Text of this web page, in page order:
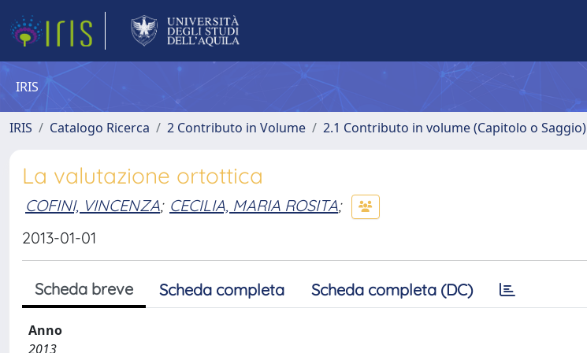
IRIS
IRIS Catalogo Ricerca 2 Contributo in Volume 2.1 Contributo in volume (Capitolo o Saggio)
La valutazione ortottica
COFINI, VINCENZA; CECILIA, MARIA ROSITA;
2013-01-01
Scheda breve Scheda completa Scheda completa (DC)
Anno
2013